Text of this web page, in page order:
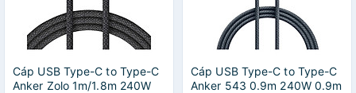
Cáp USB Type-C to Type-C
Anker Zolo 1m/1.8m 240W
Cáp USB Type-C to Type-C
Anker 543 0.9m 240W 0.9m